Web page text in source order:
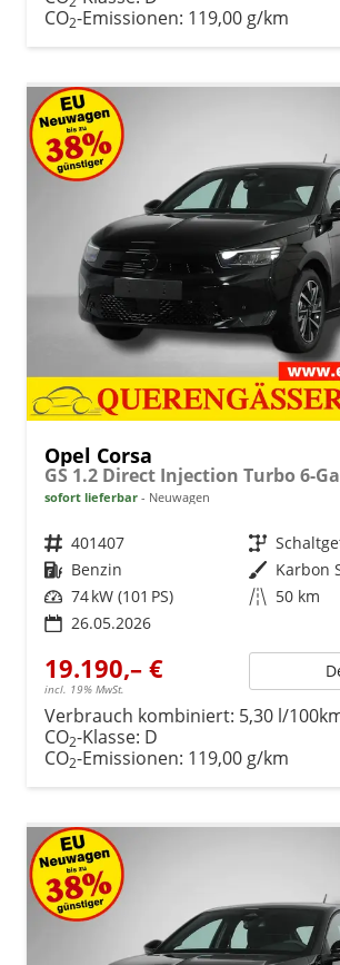
CO2-Emissionen: 119,00 g/km
Opel Corsa
GS 1.2 Direct Injection Turbo 6-
sofort lieferbar Neuwagen
Fahrzeugnr. 401407 Getriebe
Kraftstoff Benzin Außenfarbe
Leistung 74 kW (101 PS) Kilometerstand 50 km
26.05.2026
19.190,– €
incl. 19% MwSt.
Verbrauch kombiniert: 5,30 l/
CO2-Klasse: D
CO2-Emissionen: 119,00 g/km